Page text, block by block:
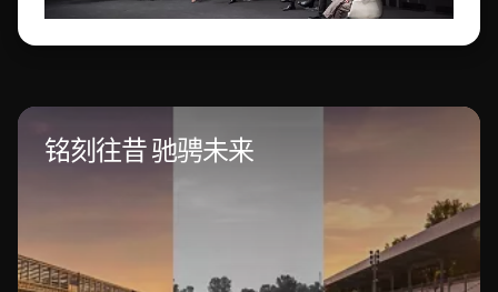
铭刻往昔 驰骋未来